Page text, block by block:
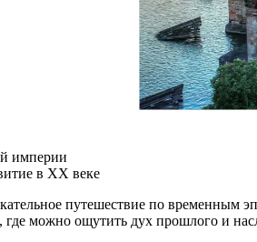
империи
в XX веке
путешествие по временным
можно ощутить дух прошлого и